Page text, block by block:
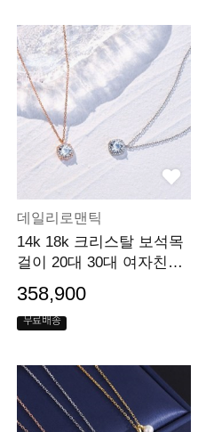
데일리로맨틱
14k 18k 크리스탈 보석목
걸이 20대 30대 여자친구
358,900
무료배송